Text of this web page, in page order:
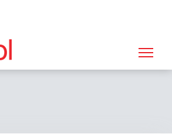
Oddział ING Bank Śląski, Warszawa, Puławska 2